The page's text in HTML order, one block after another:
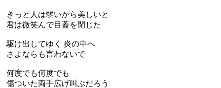
きっと人は弱いから美しいと
君は微笑んで目蓋を閉じた
駆け出してゆく 炎の中へ
さよならも言わないで
何度でも何度でも
傷ついた両手広げ叫ぶだろう